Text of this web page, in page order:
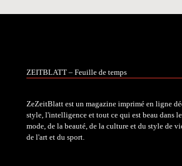
ZEITBLATT – Feuille de temps
ZeZeitBlatt est un magazine imprimé en ligne
style, l'intelligence et tout ce qui est beau dans
mode, de la beauté, de la culture et du style de
de l'art et du sport.